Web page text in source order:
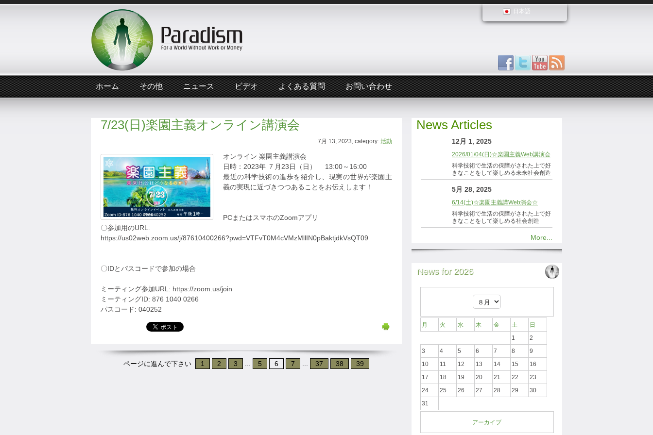
日本語
ホーム その他 ニュース ビデオ よくある質問 お問い合わせ
7/23(日)楽園主義オンライン講演会
7月 13, 2023, category: 活動
オンライン 楽園主義講演会
日時：2023年 ７月23日（日） 13:00～16:00
最近の科学技術の進歩を紹介し、現実の世界が楽園主
義の実現に近づきつつあることをお伝えします！
PCまたはスマホのZoomアプリ
〇参加用のURL:
https://us02web.zoom.us/j/87610400266?pwd=VTFvT0M4cVMzMllIN0pBaktjdkVsQT09
〇IDとパスコードで参加の場合
ミーティング参加URL: https://zoom.us/join
ミーティングID: 876 1040 0266
パスコード: 040252
ページに進んで下さい 1 2 3 5 6 7 37 38 39
News Articles
12月 1, 2025
2026/01/04(日)☆楽園主義Web講演会
科学技術で生活の保障がされた上で好
きなことをして楽しめる未来社会創造
5月 28, 2025
6/14(土)☆楽園主義講Web演会☆
科学技術で生活の保障がされた上で好
きなことをして楽しめる社会創造
More...
News for 2026
月 火 水 木 金 土
日
1
2
3
4 5 6 7 8
9
10
11 12 13 14 15
16
17
18 19 20 21 22
23
24
25 26 27 28 29
30
31
アーカイブ